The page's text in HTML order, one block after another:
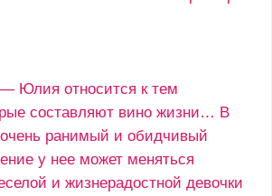
относится к тем
составляют вино жизни… В
ранимый и обидчивый
у нее может меняться
и жизнерадостной девочки